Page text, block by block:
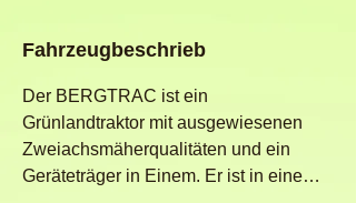
Fahrzeugbeschrieb
Der BERGTRAC ist ein
Grünlandtraktor mit ausgewiesenen
Zweiachsmäherqualitäten und ein
Geräteträger in Einem. Er ist in einem